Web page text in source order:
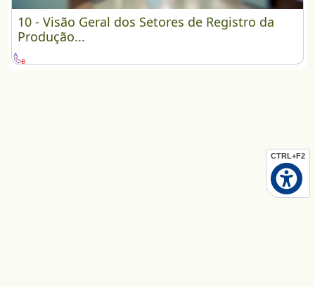
CTRL+F2
10 - Visão Geral dos Setores de Registro da
10 - Visão Geral dos Setores de Registro da
Produção...